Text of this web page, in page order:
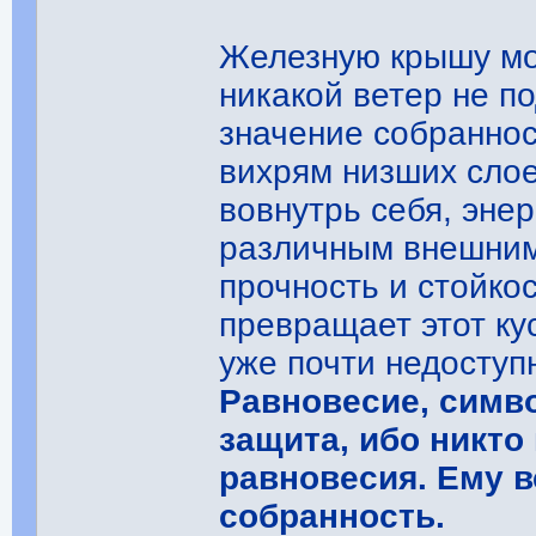
Железную крышу
никакой ветер не
значение
вихрям низших
вовнутрь себя,
различным
прочность и
превращает этот
уже почти
Равновесие,
защита, ибо никто
равновесия. Ему
собранность.